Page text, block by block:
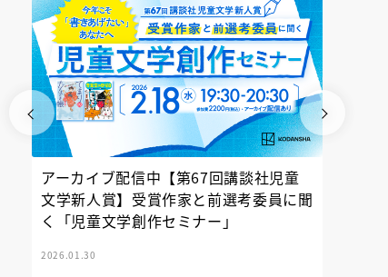
アーカイブ配信中【第67回講談社児童
文学新人賞】受賞作家と前選考委員に聞
く「児童文学創作セミナー」
2026.01.30